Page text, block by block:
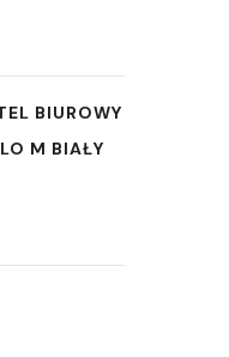
BIUROWY
M BIAŁY